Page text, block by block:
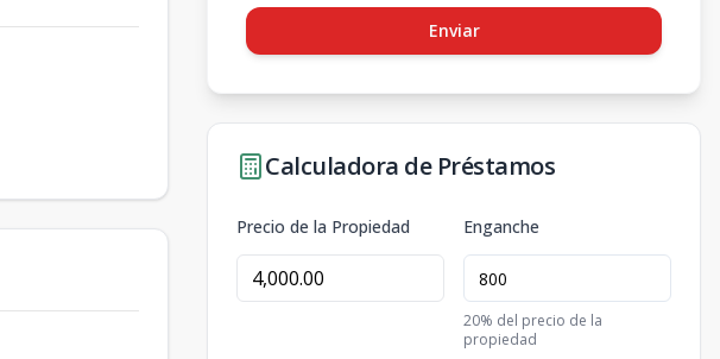
Enviar
Calculadora de Préstamos
Precio de la Propiedad Enganche
20% del precio de la
propiedad